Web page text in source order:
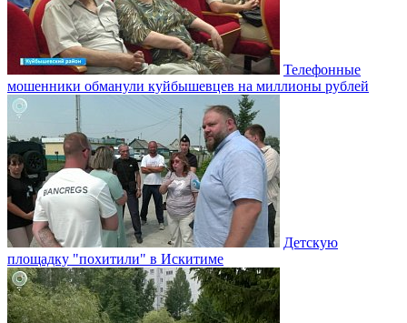
Телефонные
мошенники обманули куйбышевцев на миллионы рублей
Детскую
площадку "похитили" в Искитиме